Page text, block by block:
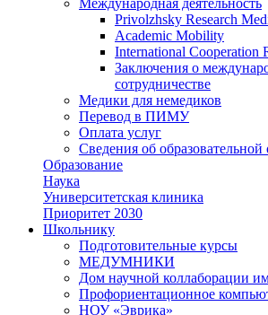
Privolzhsky Research
Academic Mobility
International Cooperation
Заключения о
сотрудничестве
Медики для немедиков
Перевод в ПИМУ
Оплата услуг
Сведения об образовательной
Образование
Наука
Университетская клиника
Приоритет 2030
Школьнику
Подготовительные курсы
МЕДУМНИКИ
Дом научной коллаборации
Профориентационное
НОУ «Эврика»